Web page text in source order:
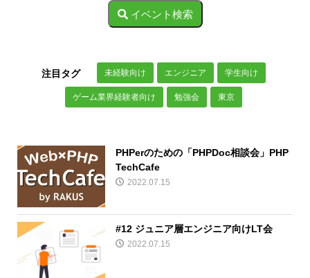
イベント検索
注目タグ 未経験向け エンジニア 学生向け
ゲーム業界経験者向け 勉強会 東京
PHPerのための「PHPDoc相談会」PHP
TechCafe
2022.07.15
#12 ジュニア層エンジニア向けLT会
2022.07.15